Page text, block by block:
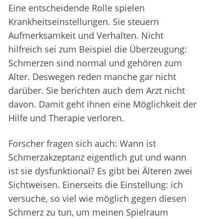
Eine entscheidende Rolle spielen
Krankheitseinstellungen. Sie steuern
Aufmerksamkeit und Verhalten. Nicht
hilfreich sei zum Beispiel die Überzeugung:
Schmerzen sind normal und gehören zum
Alter. Deswegen reden manche gar nicht
darüber. Sie berichten auch dem Arzt nicht
davon. Damit geht ihnen eine Möglichkeit der
Hilfe und Therapie verloren.
Forscher fragen sich auch: Wann ist
Schmerzakzeptanz eigentlich gut und wann
ist sie dysfunktional? Es gibt bei Älteren zwei
Sichtweisen. Einerseits die Einstellung: ich
versuche, so viel wie möglich gegen diesen
Schmerz zu tun, um meinen Spielraum